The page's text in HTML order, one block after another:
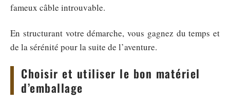
fameux câble introuvable.
En structurant votre démarche, vous gagnez du temps et
de la sérénité pour la suite de l’aventure.
Choisir et utiliser le bon matériel
d’emballage